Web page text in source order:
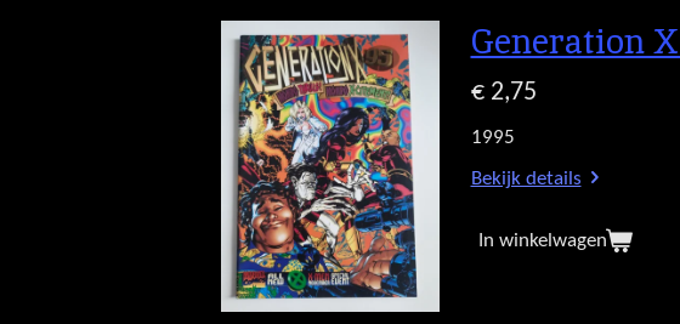
Generation
€ 2,75
1995
Bekijk details
In winkelwagen